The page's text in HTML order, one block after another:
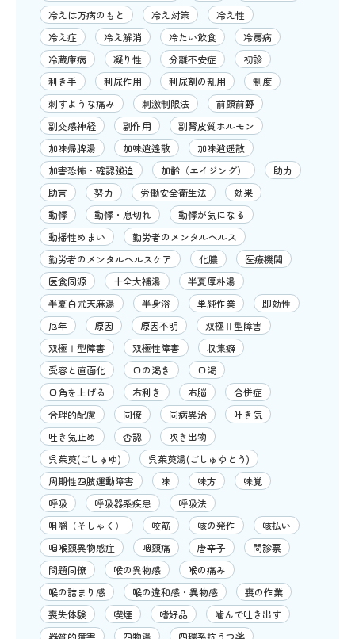
冷えは万病のもと
冷え対策
冷え性
冷え症
冷え解消 冷たい飲食
冷房病
冷蔵庫病
凝り性 分離不安症
初診
利き手
利尿作用 利尿剤の乱用
制度
刺すような痛み
刺激制限法
前頭前野
副交感神経
副作用
副腎皮質ホルモン
加味帰脾湯
加味逍遙散
加味逍遥散
加害恐怖・確認強迫
加齢（エイジング）
助力
助言
努力 労働安全衛生法
効果
動悸
動悸・息切れ
動悸が気になる
動揺性めまい
勤労者のメンタルヘルス
勤労者のメンタルヘルスケア
化膿
医療機関
医食同源
十全大補湯
半夏厚朴湯
半夏白朮天麻湯
半身浴 単純作業
即効性
厄年
原因 原因不明
双極Ⅱ型障害
双極Ⅰ型障害
双極性障害
収集癖
受容と直面化
口の渇き
口渇
口角を上げる
右利き 右脳
合併症
合理的配慮
同僚 同病異治
吐き気
吐き気止め
否認
吹き出物
呉茱萸(ごしゅゆ)
呉茱萸湯(ごしゅゆとう)
周期性四肢運動障害
味 味方
味覚
呼吸
呼吸器系疾患
呼吸法
咀嚼（そしゃく）
咬筋 咳の発作
咳払い
咽喉頭異物感症
咽頭痛 唐辛子
問診票
問題同僚
喉の異物感
喉の痛み
喉の詰まり感
喉の違和感・異物感
喪の作業
喪失体験
喫煙 嗜好品
噛んで吐き出す
器質的障害
四物湯 四環系抗うつ薬